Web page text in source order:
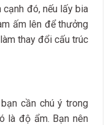
cạnh đó, nếu lấy bia
ấm lên để thưởng
thay đổi cấu trúc
cần chú ý trong
là độ ẩm. Bạn nên